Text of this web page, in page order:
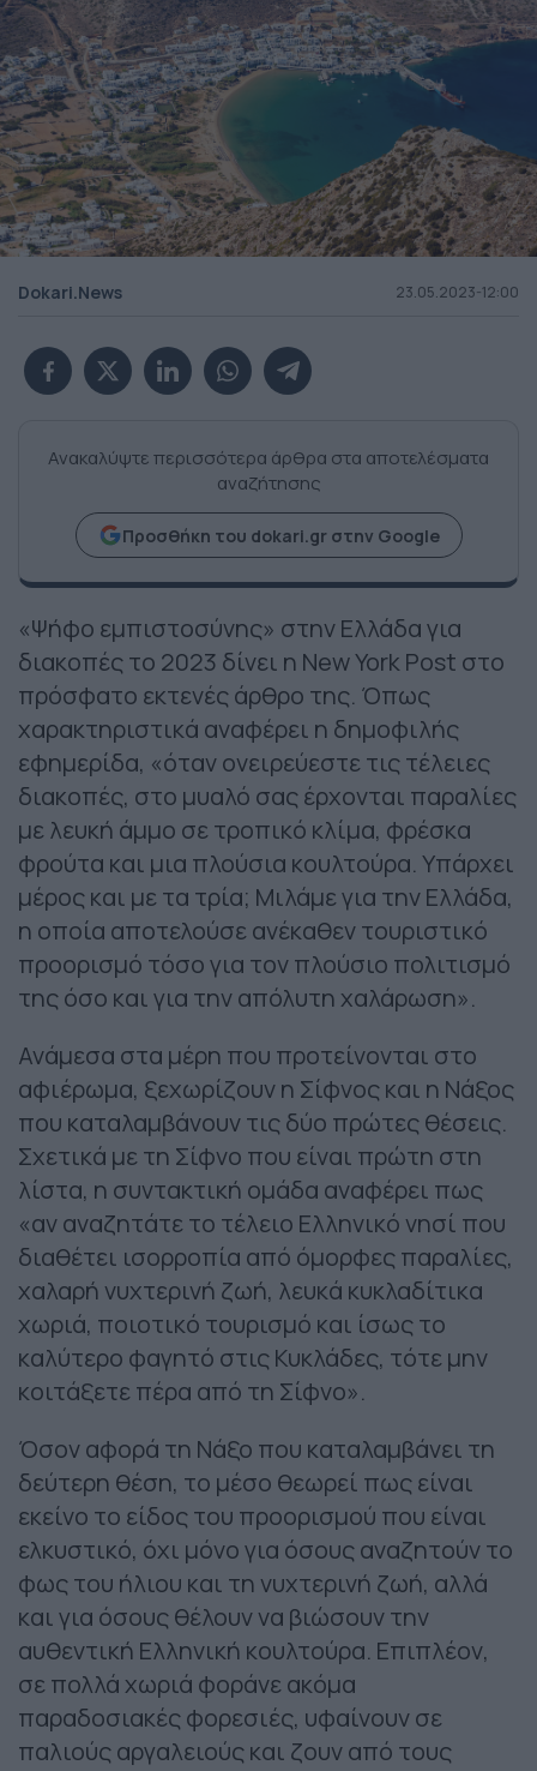
Dokari.News 23.05.2023-12:00
Ανακαλύψτε περισσότερα άρθρα στα αποτελέσματα
αναζήτησης
Προσθήκη του dokari.gr στην Google
«Ψήφο εμπιστοσύνης» στην Ελλάδα για
διακοπές το 2023 δίνει η New York Post στο
πρόσφατο εκτενές άρθρο της. Όπως
χαρακτηριστικά αναφέρει η δημοφιλής
εφημερίδα, «όταν ονειρεύεστε τις τέλειες
διακοπές, στο μυαλό σας έρχονται παραλίες
με λευκή άμμο σε τροπικό κλίμα, φρέσκα
φρούτα και μια πλούσια κουλτούρα. Υπάρχει
μέρος και με τα τρία; Μιλάμε για την Ελλάδα,
η οποία αποτελούσε ανέκαθεν τουριστικό
προορισμό τόσο για τον πλούσιο πολιτισμό
της όσο και για την απόλυτη χαλάρωση».
Ανάμεσα στα μέρη που προτείνονται στο
αφιέρωμα, ξεχωρίζουν η Σίφνος και η Νάξος
που καταλαμβάνουν τις δύο πρώτες θέσεις.
Σχετικά με τη Σίφνο που είναι πρώτη στη
λίστα, η συντακτική ομάδα αναφέρει πως
«αν αναζητάτε το τέλειο Ελληνικό νησί που
διαθέτει ισορροπία από όμορφες παραλίες,
χαλαρή νυχτερινή ζωή, λευκά κυκλαδίτικα
χωριά, ποιοτικό τουρισμό και ίσως το
καλύτερο φαγητό στις Κυκλάδες, τότε μην
κοιτάξετε πέρα από τη Σίφνο».
Όσον αφορά τη Νάξο που καταλαμβάνει τη
δεύτερη θέση, το μέσο θεωρεί πως είναι
εκείνο το είδος του προορισμού που είναι
ελκυστικό, όχι μόνο για όσους αναζητούν το
φως του ήλιου και τη νυχτερινή ζωή, αλλά
και για όσους θέλουν να βιώσουν την
αυθεντική Ελληνική κουλτούρα. Επιπλέον,
σε πολλά χωριά φοράνε ακόμα
παραδοσιακές φορεσιές, υφαίνουν σε
παλιούς αργαλειούς και ζουν από τους